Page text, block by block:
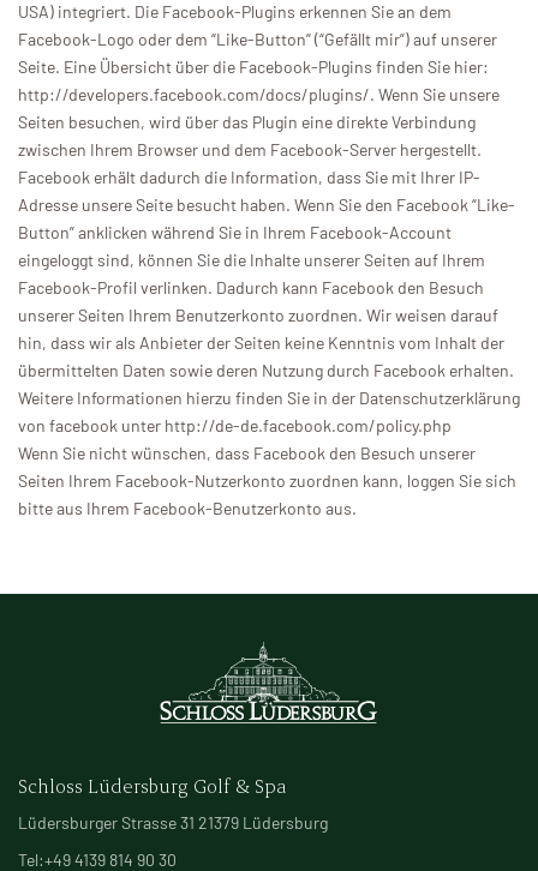
USA) integriert. Die Facebook-Plugins erkennen Sie an dem
Facebook-Logo oder dem “Like-Button” (“Gefällt mir”) auf unserer
Seite. Eine Übersicht über die Facebook-Plugins finden Sie hier:
http://developers.facebook.com/docs/plugins/. Wenn Sie unsere
Seiten besuchen, wird über das Plugin eine direkte Verbindung
zwischen Ihrem Browser und dem Facebook-Server hergestellt.
Facebook erhält dadurch die Information, dass Sie mit Ihrer IP-
Adresse unsere Seite besucht haben. Wenn Sie den Facebook “Like-
Button” anklicken während Sie in Ihrem Facebook-Account
eingeloggt sind, können Sie die Inhalte unserer Seiten auf Ihrem
Facebook-Profil verlinken. Dadurch kann Facebook den Besuch
unserer Seiten Ihrem Benutzerkonto zuordnen. Wir weisen darauf
hin, dass wir als Anbieter der Seiten keine Kenntnis vom Inhalt der
übermittelten Daten sowie deren Nutzung durch Facebook erhalten.
Weitere Informationen hierzu finden Sie in der Datenschutzerklärung
von facebook unter http://de-de.facebook.com/policy.php
Wenn Sie nicht wünschen, dass Facebook den Besuch unserer
Seiten Ihrem Facebook-Nutzerkonto zuordnen kann, loggen Sie sich
bitte aus Ihrem Facebook-Benutzerkonto aus.
Schloss Lüdersburg Golf & Spa
Lüdersburger Strasse 31 21379 Lüdersburg
Tel:+49 4139 814 90 30